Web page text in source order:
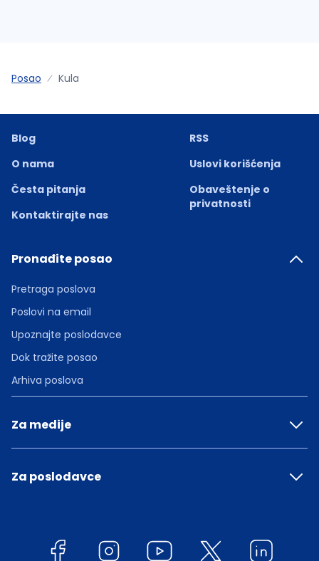
Posao Kula
Blog
O nama
Česta pitanja
Kontaktirajte nas
RSS
Uslovi korišćenja
Obaveštenje o
privatnosti
Pronađite posao
Pretraga poslova
Poslovi na email
Upoznajte poslodavce
Dok tražite posao
Arhiva poslova
Za medije
Za poslodavce